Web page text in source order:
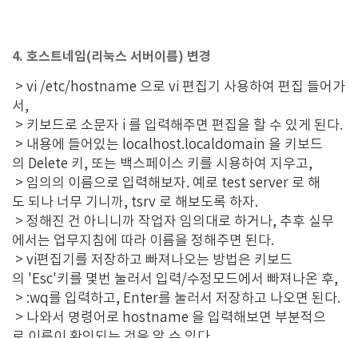
4. 호스트네임(리눅스 서버이름) 변경
> vi /etc/hostname 으로 vi 편집기 사용하여 편집 들어가
서,
> 키보드로 소문자 i 를 입력해주면 편집을 할 수 있게 된다.
> 내용에 들어있는 localhost.localdomain 을 키보드
의 Delete 키, 또는 백스페이스 키를 시용하여 지우고,
> 임의의 이름으로 입력해보자. 예로 test server 로 해
도 되나 너무 기니까, tsrv 로 해보도록 하자.
> 정해진 건 아니니까 작업자 임의대로 하거나, 추후 실무
에서는 업무지침에 따라 이름을 정해주면 된다.
> vi편집기를 저장하고 빠져나오는 방법은 키보드
의 'Esc'키를 몇번 눌러서 입력/수정모드에서 빠져나온 후,
> :wq를 입력하고, Enter를 눌러서 저장하고 나오면 된다.
> 나와서 명령어로 hostname 을 입력해보면 부분적으